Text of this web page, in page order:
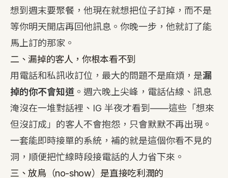
想到週末要聚餐，他現在就想把位子訂掉，而不是
等你明天開店再回他訊息。你晚一步，他就訂了能
馬上訂的那家。
二、漏掉的客人，你根本看不到
用電話和私訊收訂位，最大的問題不是麻煩，是漏
掉的你不會知道 。週六晚上尖峰，電話佔線、訊息
淹沒在一堆對話裡、IG 半夜才看到——這些「想來
但沒訂成」的客人不會抱怨，只會默默不再出現。
一套能即時接單的系統，補的就是這個你看不見的
洞，順便把忙線時段接電話的人力省下來。
三、放鳥（no-show）是直接吃利潤的